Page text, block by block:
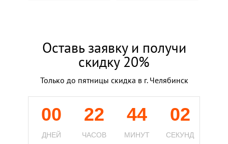
Оставь заявку и получи
скидку 20%
Только до пятницы скидка в г. Челябинск
00 22 44 01
ДНЕЙ ЧАСОВ МИНУТ СЕКУНД